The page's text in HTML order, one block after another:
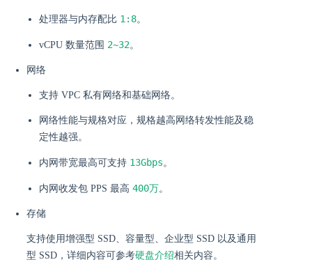
处理器与内存配比 1:8。
vCPU 数量范围 2~32。
网络
支持 VPC 私有网络和基础网络。
网络性能与规格对应，规格越高网络转发性能及稳
定性越强。
内网带宽最高可支持 13Gbps。
内网收发包 PPS 最高 400万。
存储
支持使用增强型 SSD、容量型、企业型 SSD 以及通用
型 SSD，详细内容可参考硬盘介绍相关内容。